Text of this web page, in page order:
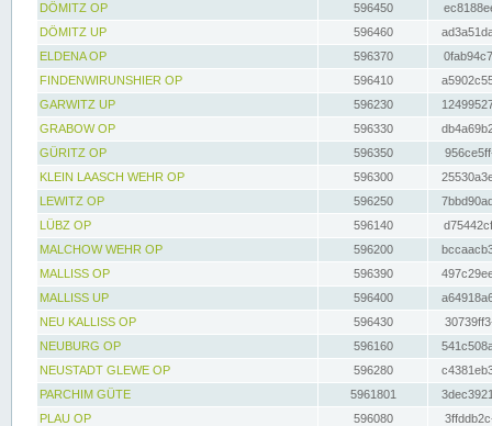
DÖMITZ OP
596450
DÖMITZ UP
596460
ELDENA OP
596370
FINDENWIRUNSHIER OP
596410
GARWITZ UP
596230
GRABOW OP
596330
GÜRITZ OP
596350
KLEIN LAASCH WEHR OP
596300
LEWITZ OP
596250
LÜBZ OP
596140
MALCHOW WEHR OP
596200
MALLISS OP
596390
MALLISS UP
596400
NEU KALLISS OP
596430
NEUBURG OP
596160
NEUSTADT GLEWE OP
596280
PARCHIM GÜTE
5961801
PLAU OP
596080